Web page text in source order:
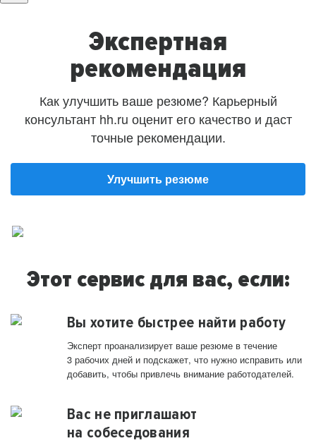
Экспертная
рекомендация
Как улучшить ваше резюме? Карьерный
консультант hh.ru оценит его качество и даст
точные рекомендации.
Улучшить резюме
Этот сервис для вас, если:
Вы хотите быстрее найти работу
Эксперт проанализирует ваше резюме в течение
3 рабочих дней и подскажет, что нужно исправить или
добавить, чтобы привлечь внимание работодателей.
Вас не приглашают
на собеседования